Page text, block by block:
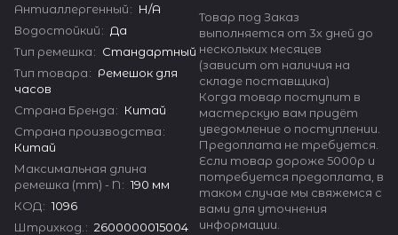
Антиаллергенный: Н/А
Водостойкий: Да
Тип ремешка: Стандартный
Тип товара: Ремешок для
часов
Страна Бренда: Китай
Страна производства:
Китай
Максимальная длина
ремешка (mm) - N: 190 мм
КОД: 1096
Штрихкод. : 2600000015004
Товар под Заказ
выполняется от 3х дней до
нескольких месяцев
(зависит от наличия на
складе поставщика)
Когда товар поступит в
мастерскую вам придёт
уведомление о поступлении.
Предоплата не требуется.
Если товар дороже 5000р и
потребуется предоплата, в
таком случае мы свяжемся с
вами для уточнения
информации.